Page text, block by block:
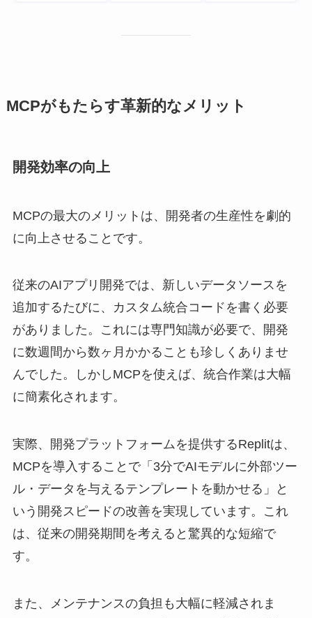
MCPがもたらす革新的なメリット
開発効率の向上
MCPの最大のメリットは、開発者の生産性を劇的
に向上させることです。
従来のAIアプリ開発では、新しいデータソースを
追加するたびに、カスタム統合コードを書く必要
がありました。これには専門知識が必要で、開発
に数週間から数ヶ月かかることも珍しくありませ
んでした。しかしMCPを使えば、統合作業は大幅
に簡素化されます。
実際、開発プラットフォームを提供するReplitは、
MCPを導入することで「3分でAIモデルに外部ツー
ル・データを与えるテンプレートを動かせる」と
いう開発スピードの改善を実現しています。これ
は、従来の開発期間を考えると驚異的な短縮で
す。
また、メンテナンスの負担も大幅に軽減されま